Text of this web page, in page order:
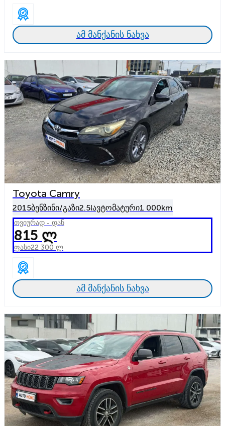
ამ მანქანის ნახვა
Toyota Camry
2015ბენზინი/გაზი2.5lავტომატური1 000km
თვიურად - დან
815 ლ
ფასი22 300 ლ
ამ მანქანის ნახვა